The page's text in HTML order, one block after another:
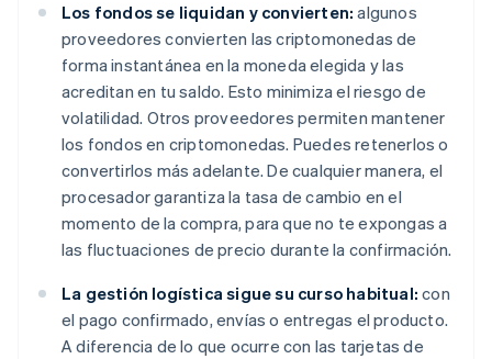
Los fondos se liquidan y convierten: algunos
proveedores convierten las criptomonedas de
forma instantánea en la moneda elegida y las
acreditan en tu saldo. Esto minimiza el riesgo de
volatilidad. Otros proveedores permiten mantener
los fondos en criptomonedas. Puedes retenerlos o
convertirlos más adelante. De cualquier manera, el
procesador garantiza la tasa de cambio en el
momento de la compra, para que no te expongas a
las fluctuaciones de precio durante la confirmación.
La gestión logística sigue su curso habitual: con
el pago confirmado, envías o entregas el producto.
A diferencia de lo que ocurre con las tarjetas de